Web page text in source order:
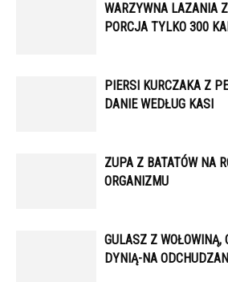
WARZYWNA LAZANIA
PORCJA TYLKO 300
PIERSI KURCZAKA Z
DANIE WEDŁUG KASI
ZUPA Z BATATÓW NA
ORGANIZMU
GULASZ Z WOŁOWINĄ,
DYNIĄ-NA